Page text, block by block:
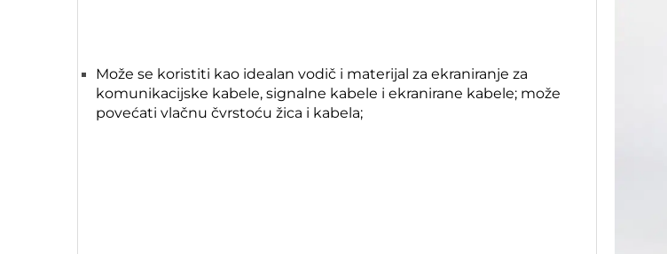
Može se koristiti kao idealan vodič i materijal za ekraniranje za
komunikacijske kabele, signalne kabele i ekranirane kabele; može
povećati vlačnu čvrstoću žica i kabela;